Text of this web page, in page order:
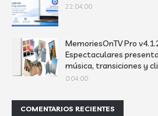
22:04:00
MemoriesOnTV Pro
Espectaculares
música, transiciones y
0:04:00
COMENTARIOS RECIENTES